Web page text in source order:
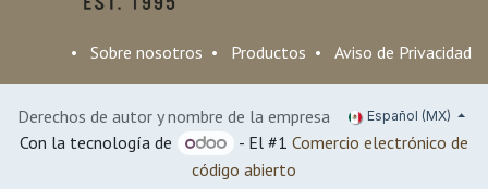
• Sobre nosotros • Productos • Aviso de Privacidad
Derechos de autor y nombre de la empresa Español (MX)
Con la tecnología de - El #1Comercio electrónico de
código abierto